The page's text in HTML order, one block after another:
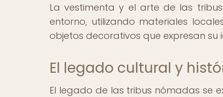
La vestimenta y el arte de las
entorno, utilizando materiales
objetos decorativos que expresan su
El legado cultural y
El legado de las tribus nómadas se